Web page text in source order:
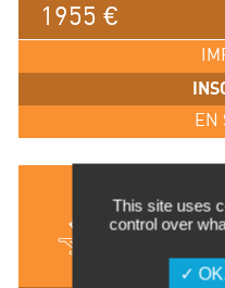
1955 €
EN
This site uses
control over